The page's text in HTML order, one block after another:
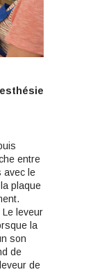
entre
avec le
plaque
leveur
la
son
de
de